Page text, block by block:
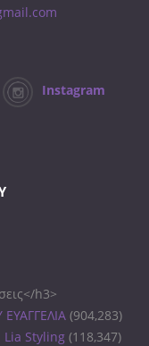
Instagram
h3>
(904,283)
Styling (118,347)